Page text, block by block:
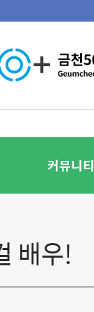
커뮤니티
배우!